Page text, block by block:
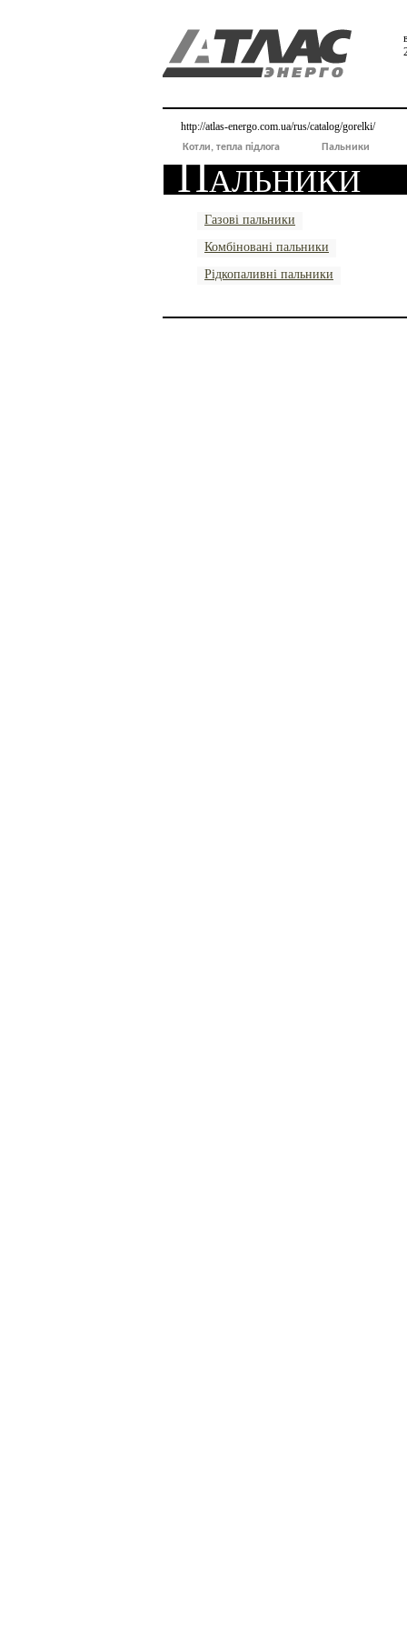
http://atlas-energo.com.ua/rus/catalog/gorelki/
Котли, тепла підлога Пальники
Пальники
Газові пальники
Комбіновані пальники
Рідкопаливні пальники